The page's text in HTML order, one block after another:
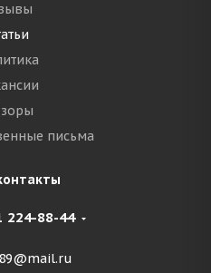
письма
224-88-44